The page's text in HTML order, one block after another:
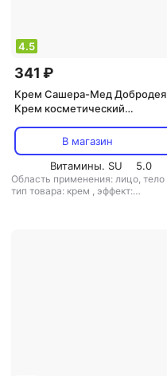
4.5
341 ₽
Крем Сашера-Мед Добродея
Крем косметический
мл MED-03/18 113-85197
В магазин
Витамины. SU
5.0
Область применения: лицо, тело
тип товара: крем , эффект: